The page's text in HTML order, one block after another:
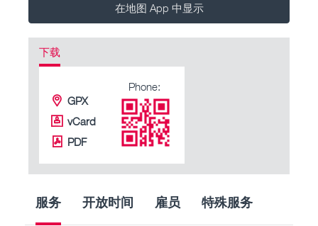
在地图 App 中显示
下载
GPX
vCard
PDF
Phone:
服务 开放时间 雇员 特殊服务